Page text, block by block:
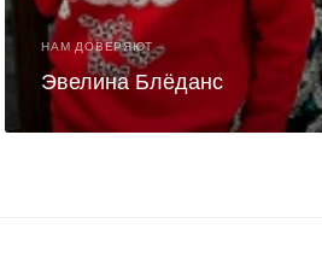
НАМ ДОВЕРЯЮТ
Эвелина Блёданс